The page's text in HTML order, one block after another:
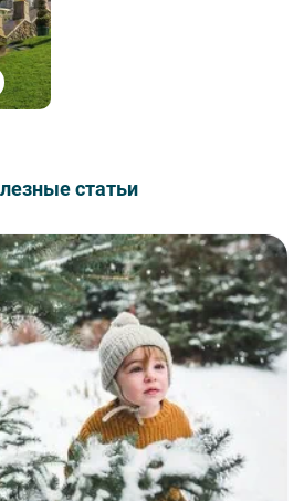
статьи